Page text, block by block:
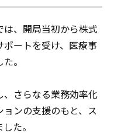
、開局当初から株式
ートを受け、医療事
。
さらなる業務効率化
ンの支援のもと、ス
た。